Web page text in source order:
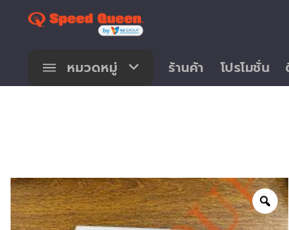
content
หมวดหมู่ ร้านค้า โปรโมชั่น